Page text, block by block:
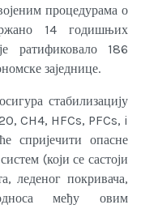
процедурама о
14 годишњих
ратификовало 186
заједнице.
стабилизацију
CH4, HFCs, PFCs, i
спријечити опасне
(који се састоји
леденог покривача,
међу овим